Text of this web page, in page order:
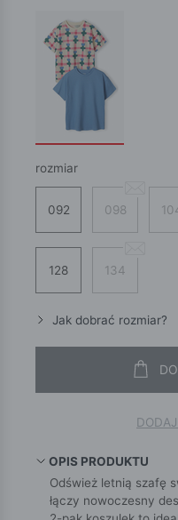
rozmiar
092 098
128 134
Jak dobrać rozmiar?
OPIS PRODUKTU
Odśwież letnią szafę
łączy nowoczesny